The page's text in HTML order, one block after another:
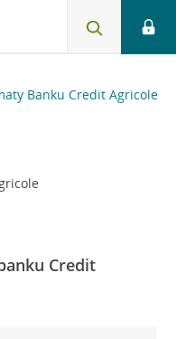
Banku Credit Agricole
Credit